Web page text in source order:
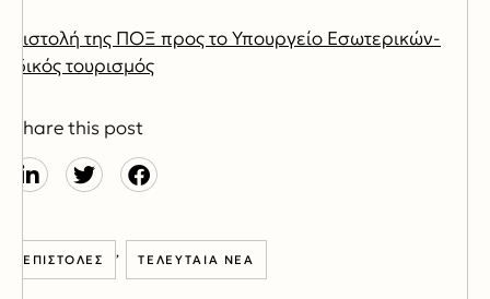
Επιστολή της ΠΟΞ προς το Υπουργείο Εσωτερικών-
Οδικός τουρισμός
Share this post
ΕΠΙΣΤΟΛΈΣ , ΤΕΛΕΥΤΑΊΑ ΝΈΑ